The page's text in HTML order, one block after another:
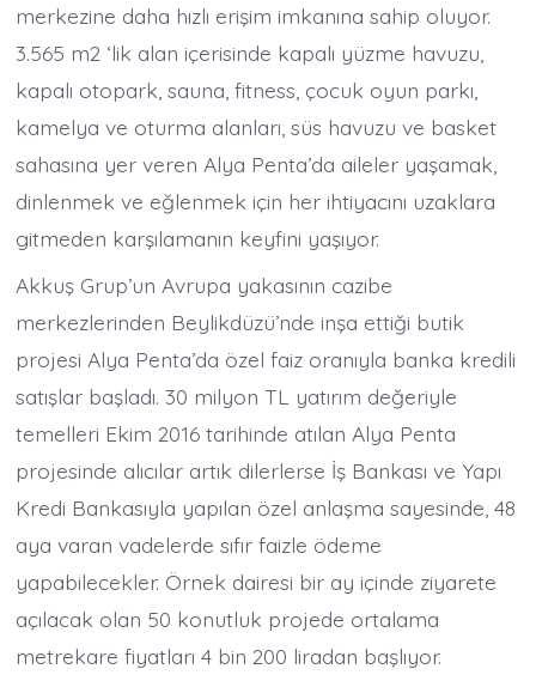
merkezine daha hızlı erişim imkanına sahip oluyor.
3.565 m2 ‘lik alan içerisinde kapalı yüzme havuzu,
kapalı otopark, sauna, fitness, çocuk oyun parkı,
kamelya ve oturma alanları, süs havuzu ve basket
sahasına yer veren Alya Penta’da aileler yaşamak,
dinlenmek ve eğlenmek için her ihtiyacını uzaklara
gitmeden karşılamanın keyfini yaşıyor.
Akkuş Grup’un Avrupa yakasının cazibe
merkezlerinden Beylikdüzü’nde inşa ettiği butik
projesi Alya Penta’da özel faiz oranıyla banka kredili
satışlar başladı. 30 milyon TL yatırım değeriyle
temelleri Ekim 2016 tarihinde atılan Alya Penta
projesinde alıcılar artık dilerlerse İş Bankası ve Yapı
Kredi Bankasıyla yapılan özel anlaşma sayesinde, 48
aya varan vadelerde sıfır faizle ödeme
yapabilecekler. Örnek dairesi bir ay içinde ziyarete
açılacak olan 50 konutluk projede ortalama
metrekare fiyatları 4 bin 200 liradan başlıyor.